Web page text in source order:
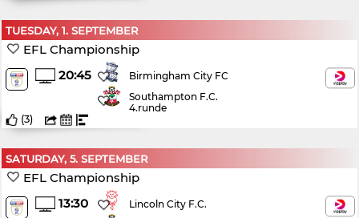
TUESDAY, 1. SEPTEMBER
EFL Championship
20:45
Birmingham City FC
Southampton F.C.
4.runde
(3)
SATURDAY, 5. SEPTEMBER
EFL Championship
13:30
Lincoln City F.C.